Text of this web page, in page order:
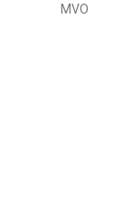
MVO